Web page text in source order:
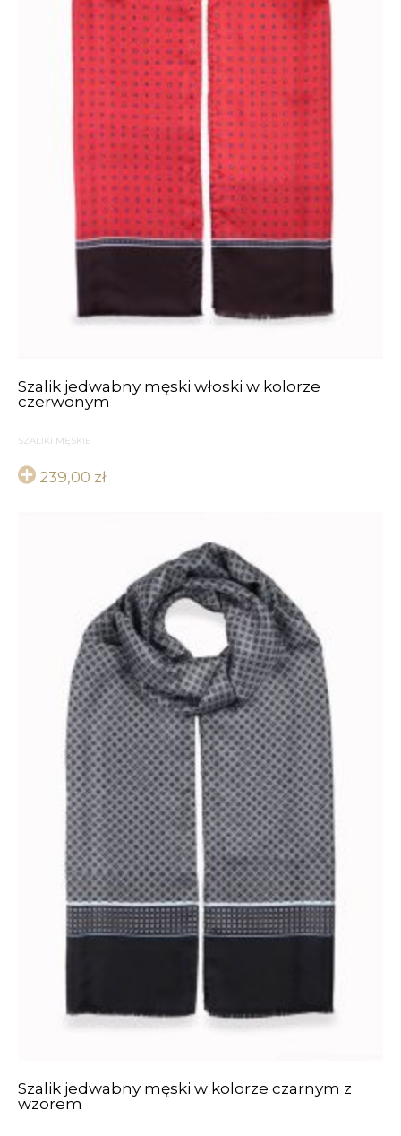
Szalik jedwabny męski włoski w kolorze
czerwonym
SZALIKI MĘSKIE
239,00 zł
Szalik jedwabny męski w kolorze czarnym z
wzorem